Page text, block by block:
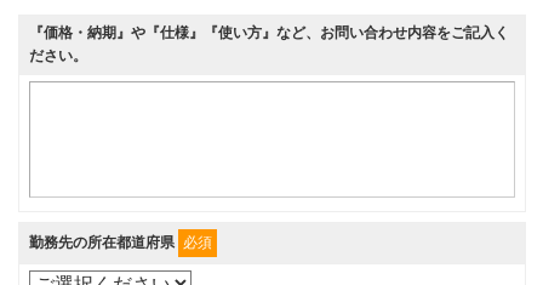
『価格・納期』や『仕様』『使い方』など、お問い合わせ内容をご記入く
ださい。
勤務先の所在都道府県 必須